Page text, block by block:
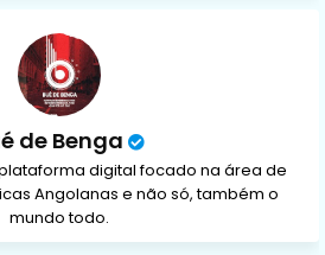
de Benga
digital focado na área de
Angolanas e não só, também o
mundo todo.